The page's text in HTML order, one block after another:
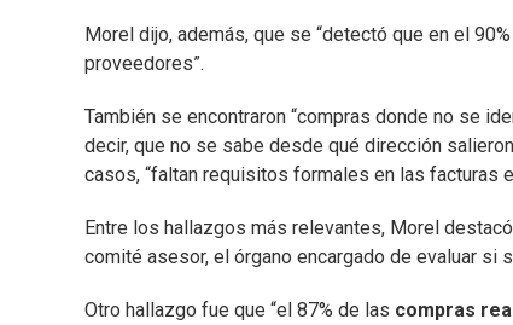
Morel dijo, además, que se “detectó que en el
proveedores”.
También se encontraron “compras donde no se
decir, que no se sabe desde qué dirección
casos, “faltan requisitos formales en las facturas
Entre los hallazgos más relevantes, Morel
comité asesor, el órgano encargado de evaluar si
Otro hallazgo fue que “el 87% de las compras